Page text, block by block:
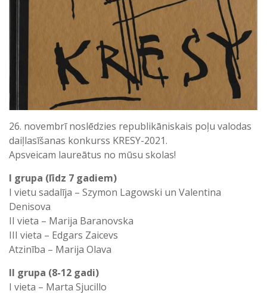
26. novembrī noslēdzies republikāniskais poļu valodas
daiļlasīšanas konkurss KRESY-2021.
Apsveicam laureātus no mūsu skolas!
I grupa (līdz 7 gadiem)
I vietu sadalīja – Szymon Lagowski un Valentina
Denisova
II vieta – Marija Baranovska
III vieta – Edgars Zaicevs
Atzinība – Marija Olava
II grupa (8-12 gadi)
I vieta – Marta Sjucillo